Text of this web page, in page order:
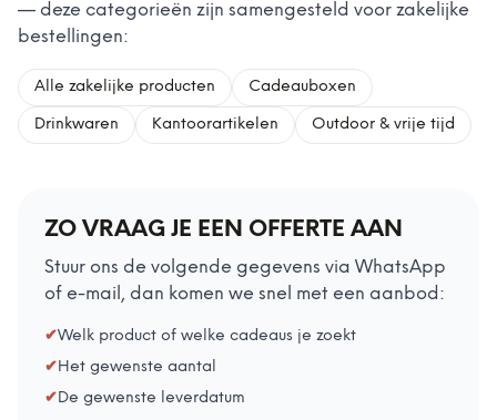
— deze categorieën zijn samengesteld voor zakelijke
bestellingen:
Alle zakelijke producten Cadeauboxen
Drinkwaren Kantoorartikelen Outdoor & vrije tijd
ZO VRAAG JE EEN OFFERTE AAN
Stuur ons de volgende gegevens via WhatsApp
of e-mail, dan komen we snel met een aanbod:
✔Welk product of welke cadeaus je zoekt
✔Het gewenste aantal
✔De gewenste leverdatum